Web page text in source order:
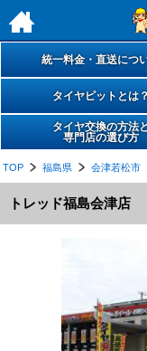
h
統一料金・直送につ
タイヤピットとは？
タイヤ交換の方法と
専門店の選び方
TOP 福島県 会津若松市
トレッド福島会津店